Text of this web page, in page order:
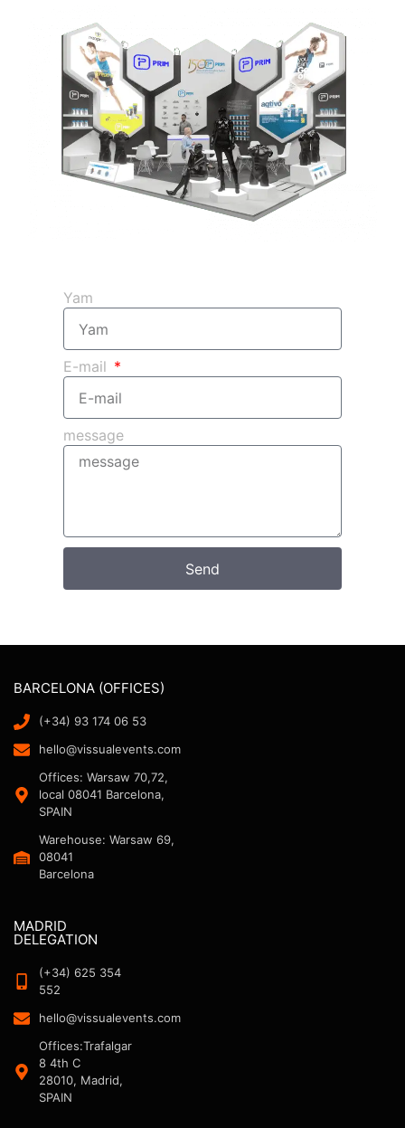
Yam
E-mail
message
Send
BARCELONA (OFFICES)
(+34) 93 174 06 53
hello@vissualevents.com
Offices: Warsaw 70,72,
local 08041 Barcelona,
SPAIN
Warehouse: Warsaw 69,
08041
Barcelona
MADRID
DELEGATION
(+34) 625 354
552
hello@vissualevents.com
Offices:Trafalgar
8 4th C
28010, Madrid,
SPAIN